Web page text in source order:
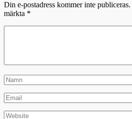
Din e-postadress kommer inte publiceras.
märkta *